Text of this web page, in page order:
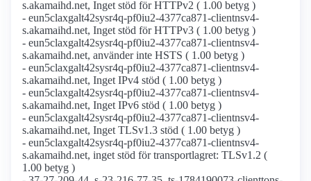
s.akamaihd.net, Inget stöd för HTTPv2 ( 1.00 betyg )
- eun5claxgalt42sysr4q-pf0iu2-4377ca871-clientnsv4-
s.akamaihd.net, Inget stöd för HTTPv3 ( 1.00 betyg )
- eun5claxgalt42sysr4q-pf0iu2-4377ca871-clientnsv4-
s.akamaihd.net, använder inte HSTS ( 1.00 betyg )
- eun5claxgalt42sysr4q-pf0iu2-4377ca871-clientnsv4-
s.akamaihd.net, Inget IPv4 stöd ( 1.00 betyg )
- eun5claxgalt42sysr4q-pf0iu2-4377ca871-clientnsv4-
s.akamaihd.net, Inget IPv6 stöd ( 1.00 betyg )
- eun5claxgalt42sysr4q-pf0iu2-4377ca871-clientnsv4-
s.akamaihd.net, Inget TLSv1.3 stöd ( 1.00 betyg )
- eun5claxgalt42sysr4q-pf0iu2-4377ca871-clientnsv4-
s.akamaihd.net, inget stöd för transportlagret: TLSv1.2 (
1.00 betyg )